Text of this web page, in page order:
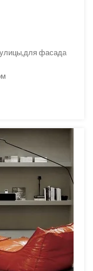
фасада